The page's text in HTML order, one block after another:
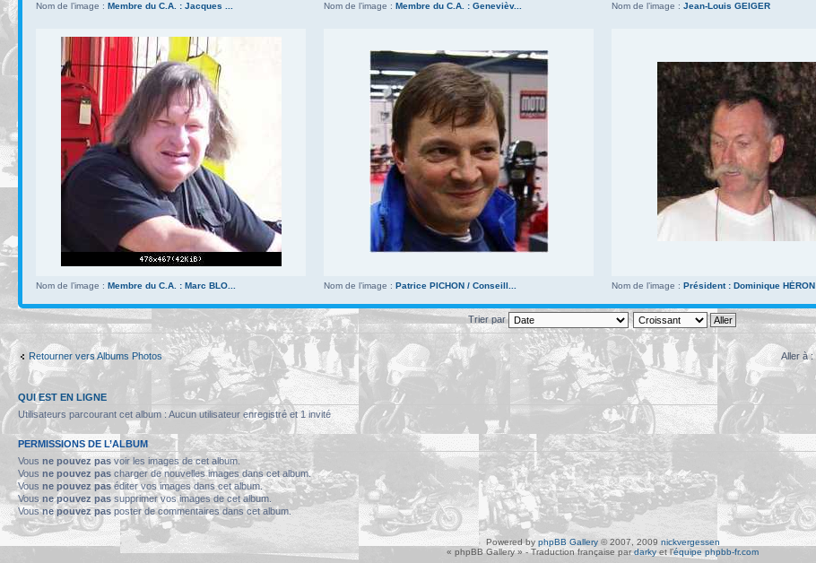
Nom de l’image : Membre du C.A. : Jacques ... Nom de l’image : Membre du C.A. : Genevièv... Nom de l’image : Jean-Louis GEIGER
Nom de l’image : Membre du C.A. : Marc BLO... Nom de l’image : Patrice PICHON / Conseill... Nom de l’image : Président : Dominique HÉRON
Trier par
Retourner vers Albums Photos Aller à :
QUI EST EN LIGNE
Utilisateurs parcourant cet album : Aucun utilisateur enregistré et 1 invité
PERMISSIONS DE L’ALBUM
Vous ne pouvez pasvoir les images de cet album.
Vous ne pouvez pas charger de nouvelles images dans cet album.
Vous ne pouvez paséditer vos images dans cet album.
Vousne pouvez pas supprimer vos images de cet album.
Vousne pouvez pasposter de commentaires dans cet album.
Powered by phpBB Gallery© 2007, 2009 nickvergessen
« phpBB Gallery » - Traduction française pardarky et l’équipe phpbb-fr.com